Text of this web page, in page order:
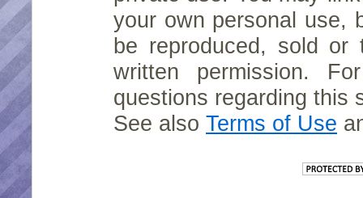
your own personal use,
be reproduced, sold or
written permission.
questions regarding this
See also Terms of Use